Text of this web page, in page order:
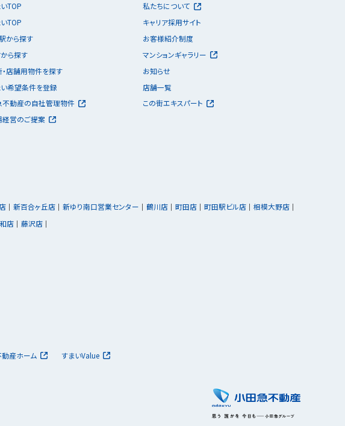
TOP
TOP
から探す
ら探す
店舗用物件を探す
希望条件を登録
不動産の自社管理物件
経営のご提案
私たちについて
キャリア採用サイト
お客様紹介制度
マンションギャラリー
お知らせ
店舗一覧
この街エキスパート
新百合ヶ丘店 新ゆり南口営業センター 鶴川店 町田店 町田駅ビル店
相模大野店
店 藤沢店
産ホーム すまいValue